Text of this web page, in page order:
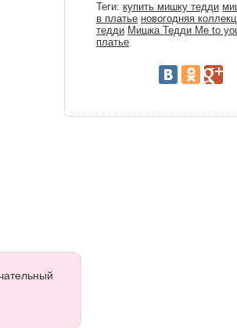
Теги: купить мишку тедди
в платье новогодняя
тедди Мишка Тедди Me to
платье